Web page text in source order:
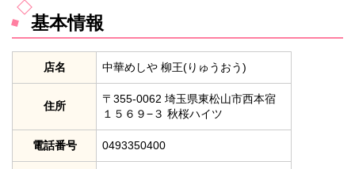
基本情報
店名 中華めしや 柳王(りゅうおう)
住所
〒355-0062 埼玉県東松山市西本宿
１５６９−３ 秋桜ハイツ
電話番号 0493350400